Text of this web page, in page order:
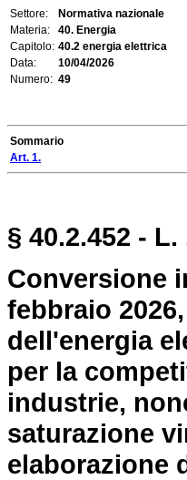
Settore:
Normativa nazionale
Materia:
40. Energia
Capitolo: 40.2 energia elettrica
Data:
10/04/2026
Numero: 49
Sommario
Art. 1.
§ 40.2.452 -
Conversione
febbraio
dell'energia
per la
industrie,
saturazione
elaborazione